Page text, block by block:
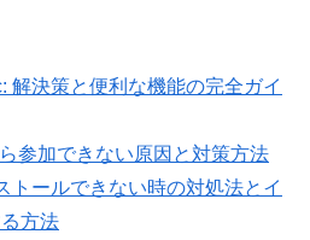
解決策と便利な機能の完全ガイ
参加できない原因と対策方法
トールできない時の対処法とイ
方法